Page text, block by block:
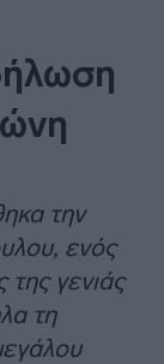
την
ενός
γενιάς
τη